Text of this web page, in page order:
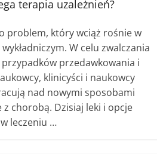
terapia uzależnień?
problem, który wciąż rośnie w
W celu zwalczania
przedawkowania i
klinicyści i naukowcy
nad nowymi sposobami
z chorobą. Dzisiaj leki i opcje
leczeniu …